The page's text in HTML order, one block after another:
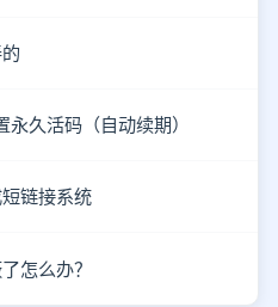
久活码（自动续期）
链接系统
怎么办？